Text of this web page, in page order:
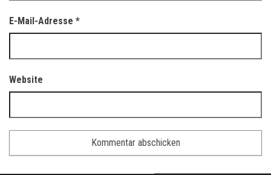
E-Mail-Adresse *
Website